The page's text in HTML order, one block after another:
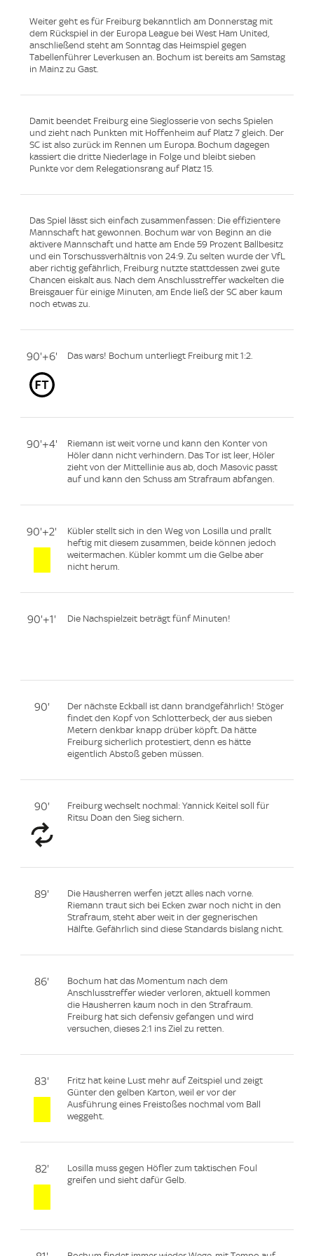
Weiter geht es für Freiburg bekanntlich am Donnerstag mit
dem Rückspiel in der Europa League bei West Ham United,
anschließend steht am Sonntag das Heimspiel gegen
Tabellenführer Leverkusen an. Bochum ist bereits am Samstag
in Mainz zu Gast.
Damit beendet Freiburg eine Sieglosserie von sechs Spielen
und zieht nach Punkten mit Hoffenheim auf Platz 7 gleich. Der
SC ist also zurück im Rennen um Europa. Bochum dagegen
kassiert die dritte Niederlage in Folge und bleibt sieben
Punkte vor dem Relegationsrang auf Platz 15.
Das Spiel lässt sich einfach zusammenfassen: Die effizientere
Mannschaft hat gewonnen. Bochum war von Beginn an die
aktivere Mannschaft und hatte am Ende 59 Prozent Ballbesitz
und ein Torschussverhältnis von 24:9. Zu selten wurde der VfL
aber richtig gefährlich, Freiburg nutzte stattdessen zwei gute
Chancen eiskalt aus. Nach dem Anschlusstreffer wackelten die
Breisgauer für einige Minuten, am Ende ließ der SC aber kaum
noch etwas zu.
90'+6' Das wars! Bochum unterliegt Freiburg mit 1:2.
90'+4'
Riemann ist weit vorne und kann den Konter von
Höler dann nicht verhindern. Das Tor ist leer, Höler
zieht von der Mittellinie aus ab, doch Masovic passt
auf und kann den Schuss am Strafraum abfangen.
90'+2'
Kübler stellt sich in den Weg von Losilla und prallt
heftig mit diesem zusammen, beide können jedoch
weitermachen. Kübler kommt um die Gelbe aber
nicht herum.
90'+1' Die Nachspielzeit beträgt fünf Minuten!
90'
Der nächste Eckball ist dann brandgefährlich! Stöger
findet den Kopf von Schlotterbeck, der aus sieben
Metern denkbar knapp drüber köpft. Da hätte
Freiburg sicherlich protestiert, denn es hätte
eigentlich Abstoß geben müssen.
90'
Freiburg wechselt nochmal: Yannick Keitel soll für
Ritsu Doan den Sieg sichern.
89'
Die Hausherren werfen jetzt alles nach vorne.
Riemann traut sich bei Ecken zwar noch nicht in den
Strafraum, steht aber weit in der gegnerischen
Hälfte. Gefährlich sind diese Standards bislang nicht.
86'
Bochum hat das Momentum nach dem
Anschlusstreffer wieder verloren, aktuell kommen
die Hausherren kaum noch in den Strafraum.
Freiburg hat sich defensiv gefangen und wird
versuchen, dieses 2:1 ins Ziel zu retten.
83'
Fritz hat keine Lust mehr auf Zeitspiel und zeigt
Günter den gelben Karton, weil er vor der
Ausführung eines Freistoßes nochmal vom Ball
weggeht.
82'
Losilla muss gegen Höfler zum taktischen Foul
greifen und sieht dafür Gelb.